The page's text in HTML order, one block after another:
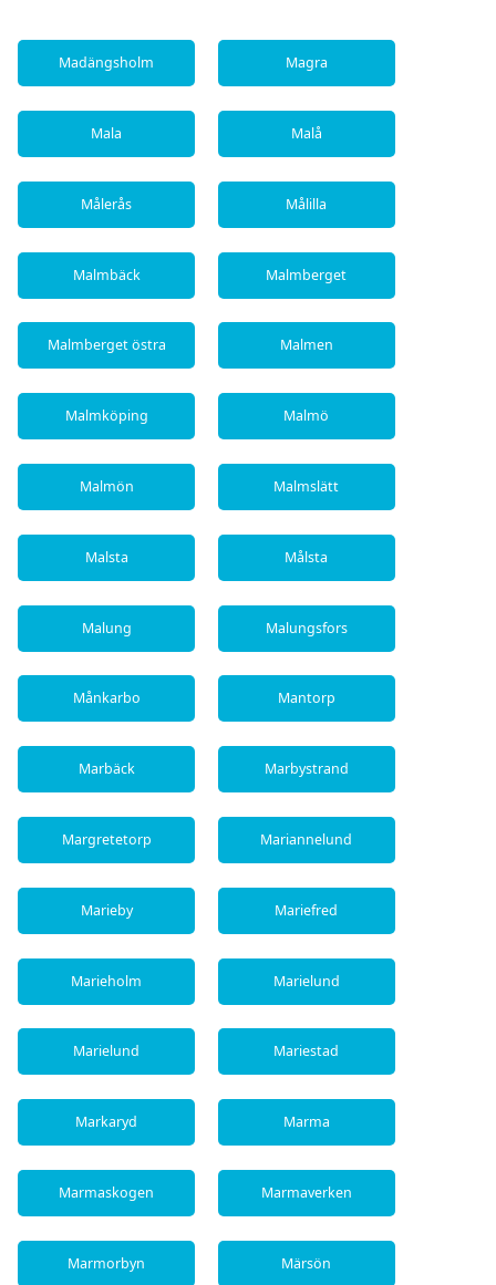
Madängsholm Magra
Mala Malå
Målerås Målilla
Malmbäck Malmberget
Malmberget östra Malmen
Malmköping Malmö
Malmön Malmslätt
Malsta Målsta
Malung Malungsfors
Månkarbo Mantorp
Marbäck Marbystrand
Margretetorp Mariannelund
Marieby Mariefred
Marieholm Marielund
Marielund Mariestad
Markaryd Marma
Marmaskogen Marmaverken
Marmorbyn Märsön